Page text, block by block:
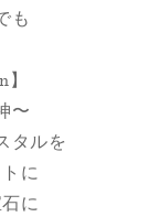
も
〜
タルを
に
に